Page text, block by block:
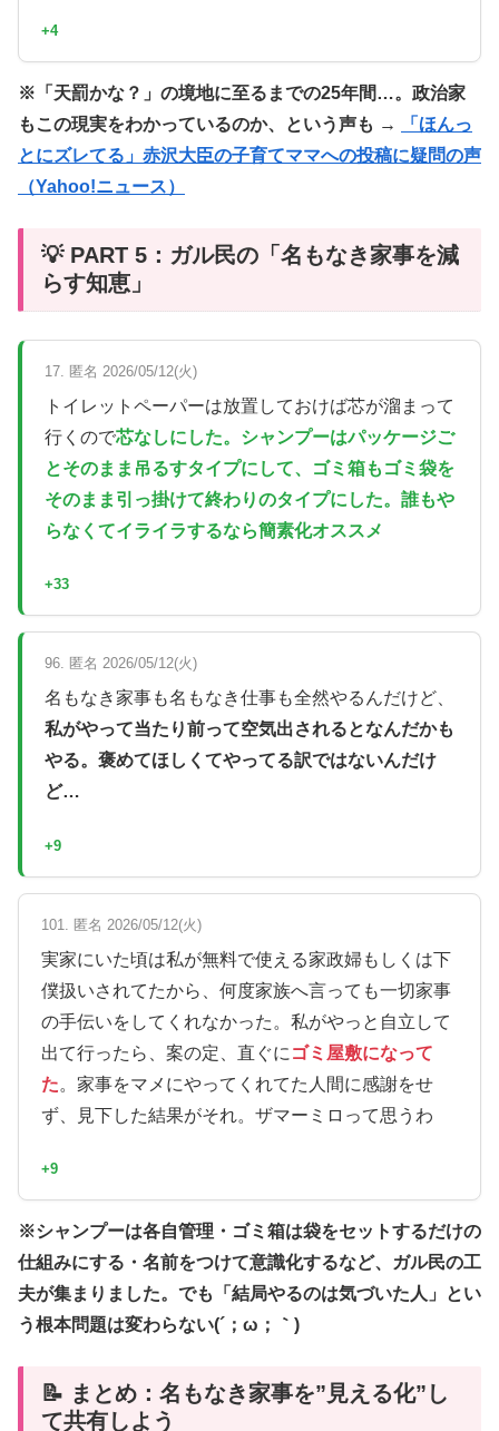
+4
※「天罰かな？」の境地に至るまでの25年間…。政治家
もこの現実をわかっているのか、という声も →
「ほんっ
とにズレてる」赤沢大臣の子育てママへの投稿に疑問の声
（Yahoo!ニュース）
💡 PART 5：ガル民の「名もなき家事を減
らす知恵」
17. 匿名 2026/05/12(火)
トイレットペーパーは放置しておけば芯が溜まって
行くので芯なしにした。シャンプーはパッケージご
とそのまま吊るすタイプにして、ゴミ箱もゴミ袋を
そのまま引っ掛けて終わりのタイプにした。誰もや
らなくてイライラするなら簡素化オススメ
+33
96. 匿名 2026/05/12(火)
名もなき家事も名もなき仕事も全然やるんだけど、
私がやって当たり前って空気出されるとなんだかも
やる。褒めてほしくてやってる訳ではないんだけ
ど…
+9
101. 匿名 2026/05/12(火)
実家にいた頃は私が無料で使える家政婦もしくは下
僕扱いされてたから、何度家族へ言っても一切家事
の手伝いをしてくれなかった。私がやっと自立して
出て行ったら、案の定、直ぐに ゴミ屋敷になって
た。家事をマメにやってくれてた人間に感謝をせ
ず、見下した結果がそれ。ザマーミロって思うわ
+9
※シャンプーは各自管理・ゴミ箱は袋をセットするだけの
仕組みにする・名前をつけて意識化するなど、ガル民の工
夫が集まりました。でも「結局やるのは気づいた人」とい
う根本問題は変わらない(´；ω；｀)
📝 まとめ：名もなき家事を”見える化”し
て共有しよう